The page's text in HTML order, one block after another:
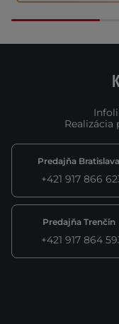
Realizácia
Predajňa Bratislava
+421 917 866
Predajňa Trenčín
+421 917 864